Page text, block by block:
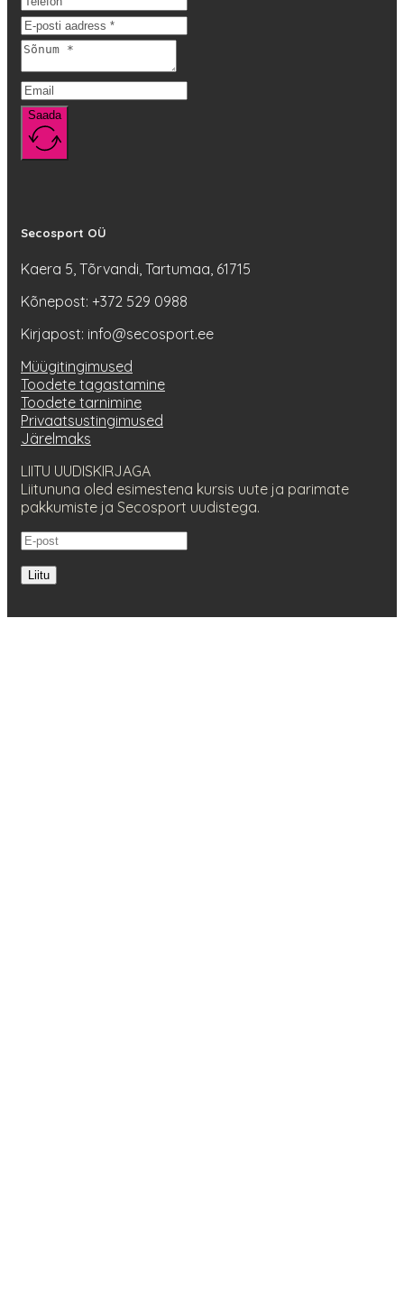
Saada
Secosport OÜ
Kaera 5, Tõrvandi, Tartumaa, 61715
Kõnepost: +372 529 0988
Kirjapost: info@secosport.ee
Müügitingimused
Toodete tagastamine
Toodete tarnimine
Privaatsustingimused
Järelmaks
LIITU UUDISKIRJAGA
Liitununa oled esimestena kursis uute ja parimate
pakkumiste ja Secosport uudistega.
Liitu